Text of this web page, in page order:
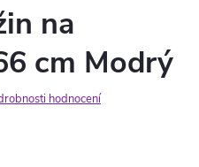
na
cm Modrý
hodnocení